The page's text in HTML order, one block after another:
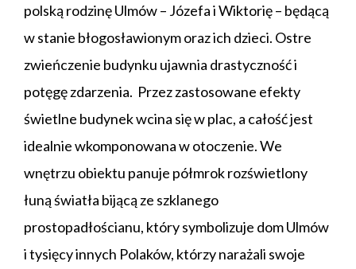
polską rodzinę Ulmów – Józefa i Wiktorię – będącą
w stanie błogosławionym oraz ich dzieci. Ostre
zwieńczenie budynku ujawnia drastyczność i
potęgę zdarzenia. Przez zastosowane efekty
świetlne budynek wcina się w plac, a całość jest
idealnie wkomponowana w otoczenie. We
wnętrzu obiektu panuje półmrok rozświetlony
łuną światła bijącą ze szklanego
prostopadłościanu, który symbolizuje dom Ulmów
i tysięcy innych Polaków, którzy narażali swoje